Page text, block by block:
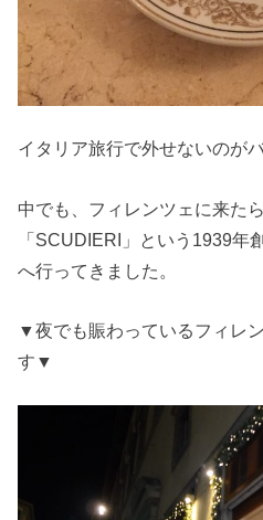
イタリア旅行で外せないのが
中でも、フィレンツェに来た
「SCUDIERI」という1939年
へ行ってきました。
▼夜でも賑わっているフィレ
す▼